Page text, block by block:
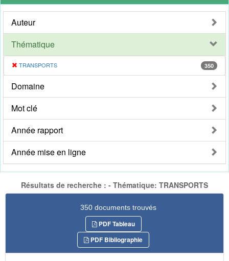
Auteur
Thématique
TRANSPORTS 350
Domaine
Mot clé
Année rapport
Année mise en ligne
Résultats de recherche : - Thématique: TRANSPORTS
350 documents trouvés
PDF Tableau
PDF Bibliographie